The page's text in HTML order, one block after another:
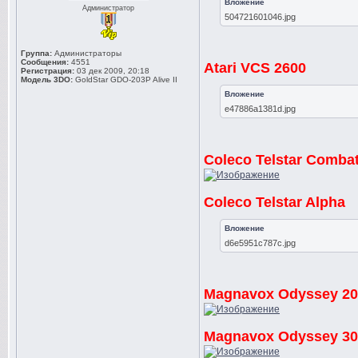
Администратор
Группа: Администраторы
Сообщения: 4551
Регистрация: 03 дек 2009, 20:18
Модель 3DO: GoldStar GDO-203P Alive II
Вложение
504721601046.jpg
Atari VCS 2600
Вложение
e47886a1381d.jpg
Coleco Telstar
Coleco Telstar Alpha
Вложение
d6e5951c787c.jpg
Magnavox Odyssey
Magnavox Odyssey